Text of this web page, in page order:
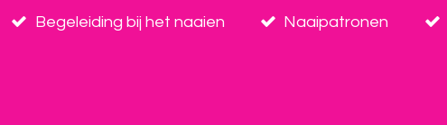
Begeleiding bij het naaien Naaipatronen